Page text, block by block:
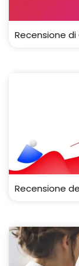
Recensione di
Recensione